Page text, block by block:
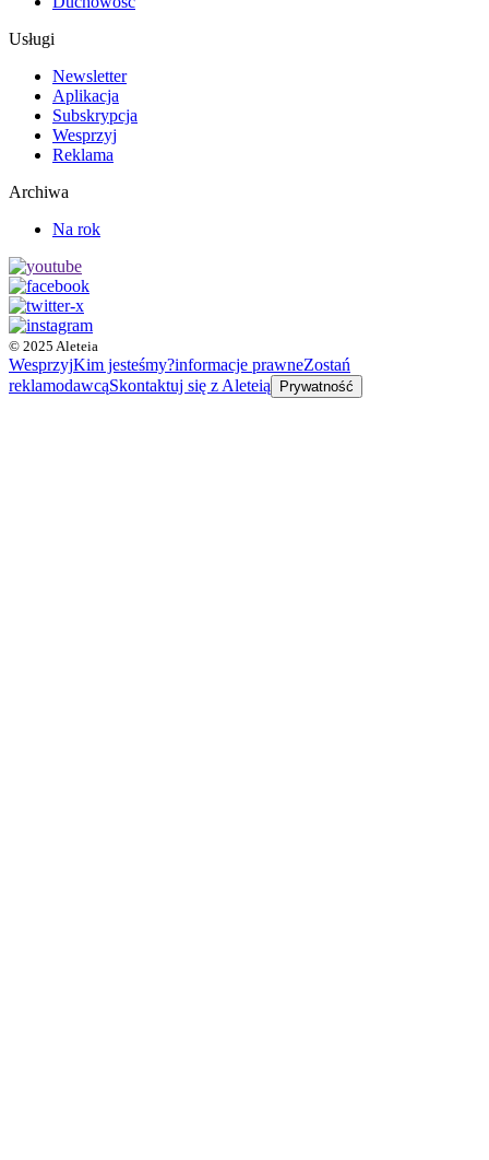
Usługi
Newsletter
Aplikacja
Subskrypcja
Wesprzyj
Reklama
Archiwa
Na rok
© 2025 Aleteia
WesprzyjKim jesteśmy?informacje prawneZostań
reklamodawcąSkontaktuj się z Aleteią Prywatność